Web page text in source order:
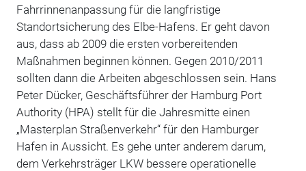
Fahrrinnenanpassung für die langfristige
Standortsicherung des Elbe-Hafens. Er geht davon
aus, dass ab 2009 die ersten vorbereitenden
Maßnahmen beginnen können. Gegen 2010/2011
sollten dann die Arbeiten abgeschlossen sein. Hans
Peter Dücker, Geschäftsführer der Hamburg Port
Authority (HPA) stellt für die Jahresmitte einen
„Masterplan Straßenverkehr“ für den Hamburger
Hafen in Aussicht. Es gehe unter anderem darum,
dem Verkehrsträger LKW bessere operationelle